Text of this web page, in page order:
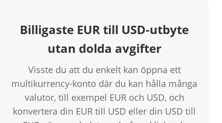
Billigaste EUR till USD-utbyte
utan dolda avgifter
Visste du att du enkelt kan öppna ett
multikurrency-konto där du kan hålla många
valutor, till exempel EUR och USD, och
konvertera din EUR till USD eller din USD till